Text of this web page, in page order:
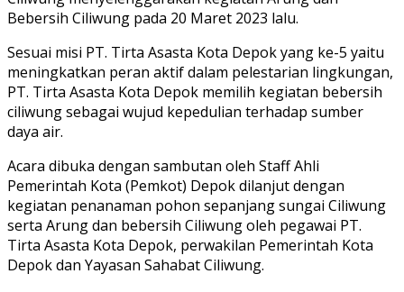
Bebersih Ciliwung pada 20 Maret 2023 lalu.
Sesuai misi PT. Tirta Asasta Kota Depok yang ke-5 yaitu
meningkatkan peran aktif dalam pelestarian lingkungan,
PT. Tirta Asasta Kota Depok memilih kegiatan bebersih
ciliwung sebagai wujud kepedulian terhadap sumber
daya air.
Acara dibuka dengan sambutan oleh Staff Ahli
Pemerintah Kota (Pemkot) Depok dilanjut dengan
kegiatan penanaman pohon sepanjang sungai Ciliwung
serta Arung dan bebersih Ciliwung oleh pegawai PT.
Tirta Asasta Kota Depok, perwakilan Pemerintah Kota
Depok dan Yayasan Sahabat Ciliwung.